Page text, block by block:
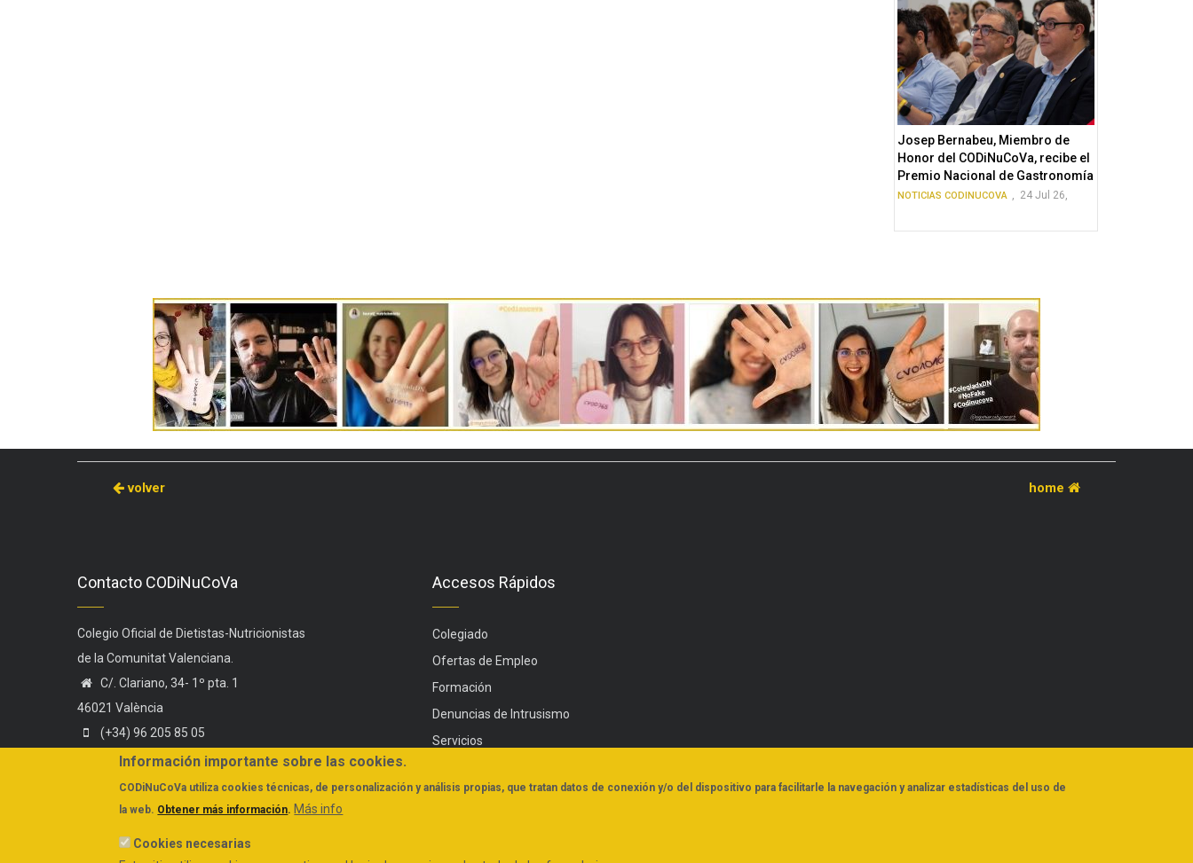
Josep Bernabeu, Miembro de
Honor del CODiNuCoVa, recibe el
Premio Nacional de Gastronomía
NOTICIAS CODINUCOVA , 24 Jul 26,
volver home
Contacto CODiNuCoVa
Colegio Oficial de Dietistas-Nutricionistas
de la Comunitat Valenciana.
C/. Clariano, 34- 1º pta. 1
46021 València
(+34) 96 205 85 05
(+34) 606 44 75 58
administracion@codinucova.es
Accesos Rápidos
Colegiado
Ofertas de Empleo
Formación
Denuncias de Intrusismo
Servicios
FAQs
Información importante sobre las cookies.
CODiNuCoVa utiliza cookies técnicas, de personalización y análisis propias, que tratan datos de conexión y/o del dispositivo para facilitarle la navegación y analizar estadísticas del uso de
la web. Obtener más información. Más info
Cookies necesarias